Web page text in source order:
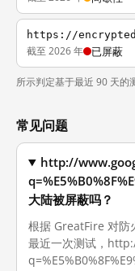
https://
截至 2026 年 已屏蔽
所示判定基于最近 90 天的
常见问题
http://
大陆被屏蔽吗？
根据 GreatFire 对防
最近一次测试，